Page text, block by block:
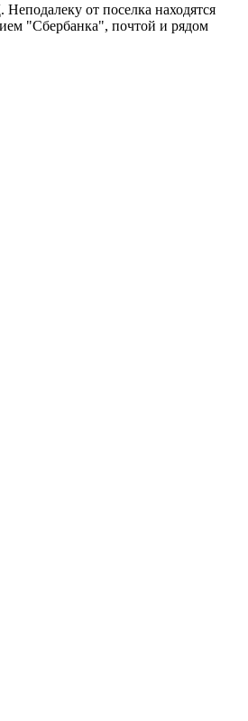
от поселка находятся
"Сбербанка", почтой и рядом